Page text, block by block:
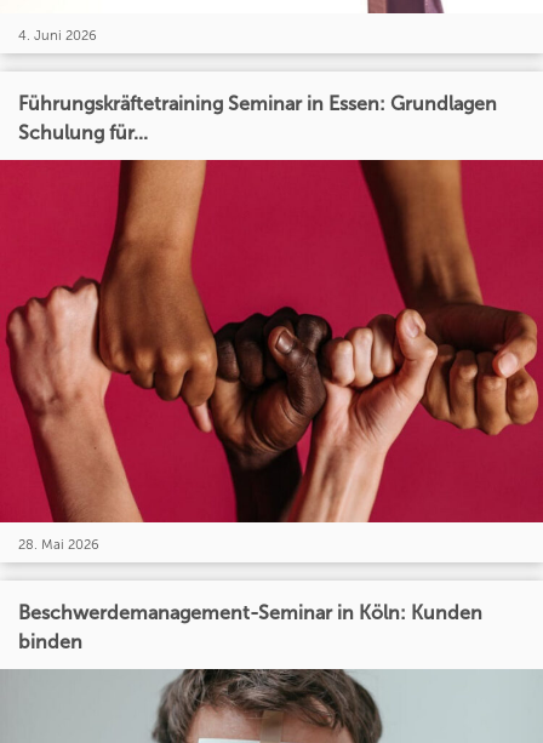
4. Juni 2026
Führungskräftetraining Seminar in Essen: Grundlagen
Schulung für...
28. Mai 2026
Beschwerdemanagement-Seminar in Köln: Kunden
binden